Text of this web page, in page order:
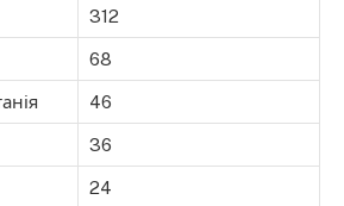
312
68
46
36
24